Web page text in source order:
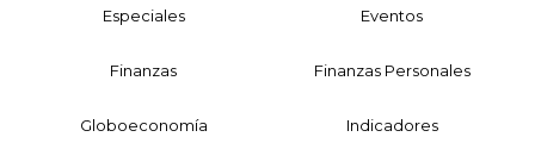
Especiales Eventos
Finanzas Finanzas Personales
Globoeconomía Indicadores